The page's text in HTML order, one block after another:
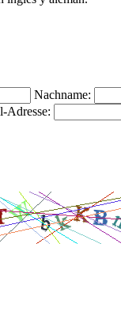
Nachname:
Adresse: